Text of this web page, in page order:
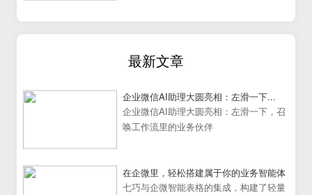
最新文章
企业微信AI助理大圆亮相：左滑一下...
企业微信AI助理大圆亮相：左滑一下，召
唤工作流里的业务伙伴
在企微里，轻松搭建属于你的业务智能体
七巧与企微智能表格的集成，构建了轻量